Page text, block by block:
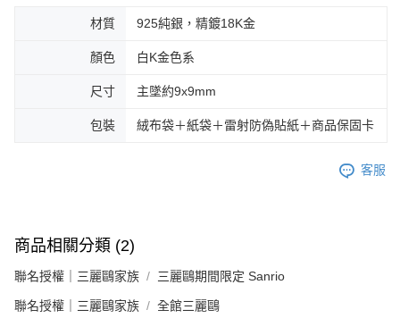
材質 925純銀，精鍍18K金
顏色 白K金色系
尺寸 主墜約9x9mm
包裝 絨布袋＋紙袋＋雷射防偽貼紙＋商品保固卡
客服
商品相關分類 (2)
聯名授權｜三麗鷗家族 三麗鷗期間限定 Sanrio
聯名授權｜三麗鷗家族 全館三麗鷗